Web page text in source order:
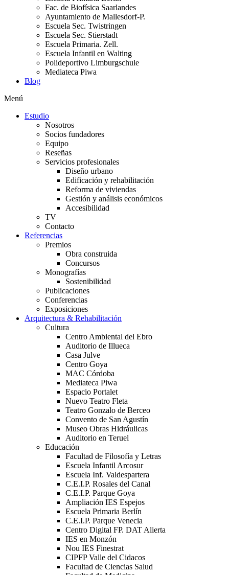
Fac. de Biofísica Saarlandes
Ayuntamiento de Mallesdorf-P.
Escuela Sec. Twistringen
Escuela Sec. Stierstadt
Escuela Primaria. Zell.
Escuela Infantil en Walting
Polideportivo Limburgschule
Mediateca Piwa
Blog
Menú
Estudio
Nosotros
Socios fundadores
Equipo
Reseñas
Servicios profesionales
Diseño urbano
Edificación y rehabilitación
Reforma de viviendas
Gestión y análisis económicos
Accesibilidad
TV
Contacto
Referencias
Premios
Obra construida
Concursos
Monografías
Sostenibilidad
Publicaciones
Conferencias
Exposiciones
Arquitectura & Rehabilitación
Cultura
Centro Ambiental del Ebro
Auditorio de Illueca
Casa Julve
Centro Goya
MAC Córdoba
Mediateca Piwa
Espacio Portalet
Nuevo Teatro Fleta
Teatro Gonzalo de Berceo
Convento de San Agustín
Museo Obras Hidráulicas
Auditorio en Teruel
Educación
Facultad de Filosofía y Letras
Escuela Infantil Arcosur
Escuela Inf. Valdespartera
C.E.I.P. Rosales del Canal
C.E.I.P. Parque Goya
Ampliación IES Espejos
Escuela Primaria Berlín
C.E.I.P. Parque Venecia
Centro Digital FP. DAT Alierta
IES en Monzón
Nou IES Finestrat
CIPFP Valle del Cidacos
Facultad de Ciencias Salud